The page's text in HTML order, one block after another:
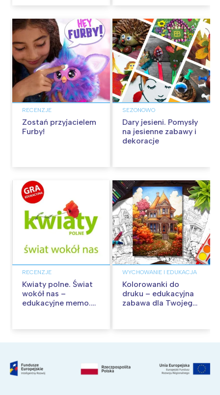
RECENZJE
Zostań przyjacielem
Furby!
SEZONOWO
Dary jesieni. Pomysły
na jesienne zabawy i
dekoracje
RECENZJE
Kwiaty polne. Świat
wokół nas –
edukacyjne memo.
WYCHOWANIE I EDUKACJA
Kolorowanki do
druku – edukacyjna
zabawa dla Twojego